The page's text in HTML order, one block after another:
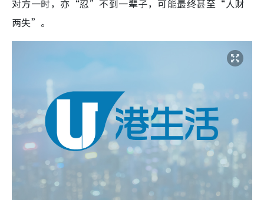
对方一时，亦“忍”不到一辈子，可能最终甚至“人财
两失”。